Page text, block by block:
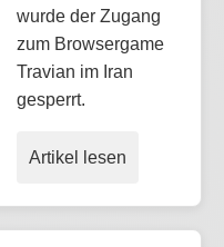
wurde der Zugang
zum Browsergame
Travian im Iran
gesperrt.
Artikel lesen